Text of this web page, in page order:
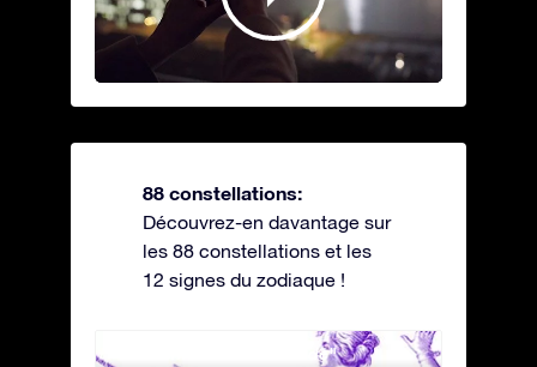
88 constellations:
Découvrez-en davantage sur
les 88 constellations et les
12 signes du zodiaque !
Andromeda - Andromède